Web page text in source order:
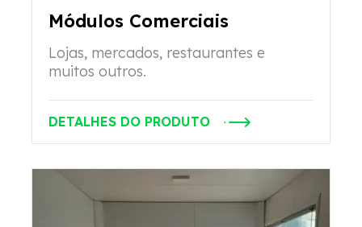
Módulos Comerciais
Lojas, mercados, restaurantes e
muitos outros.
DETALHES DO PRODUTO